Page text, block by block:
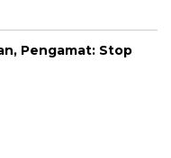
Pengamat: Stop